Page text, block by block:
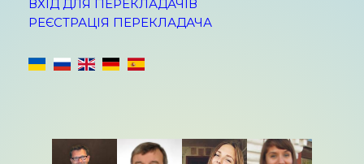
ВХІД ДЛЯ ПЕРЕКЛАДАЧІВ
РЕЄСТРАЦІЯ ПЕРЕКЛАДАЧА